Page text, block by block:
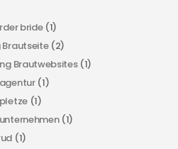
bride(1)
Brautseite(2)
Brautwebsites(1)
(1)
(1)
(1)
(1)